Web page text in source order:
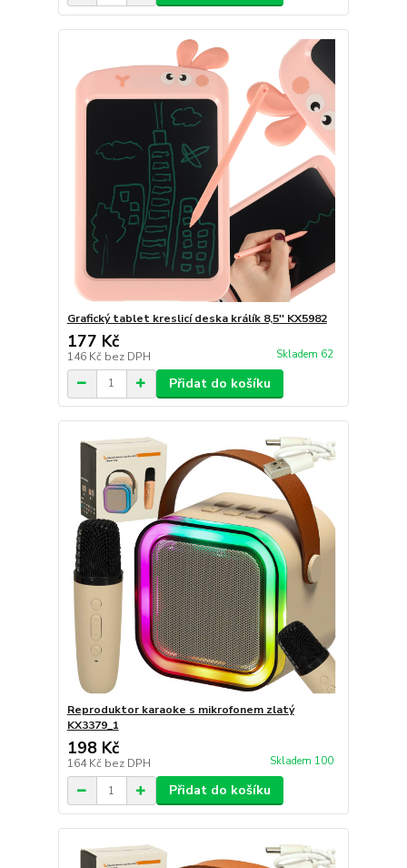
Grafický tablet kreslicí deska králík 8,5'' KX5982
177 Kč
146 Kč bez DPH Skladem 62
Přidat do košíku
Reproduktor karaoke s mikrofonem zlatý
KX3379_1
198 Kč
164 Kč bez DPH Skladem 100
Přidat do košíku